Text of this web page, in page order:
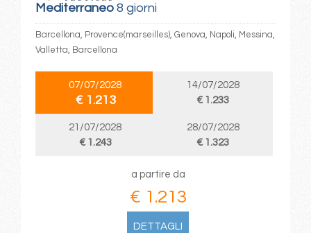
Mediterraneo8 giorni
Barcellona, Provence(marseilles), Genova, Napoli, Messina,
Valletta, Barcellona
07/07/2028
€ 1.213
14/07/2028
€ 1.233
21/07/2028
€ 1.243
28/07/2028
€ 1.323
a partire da
€ 1.213
DETTAGLI